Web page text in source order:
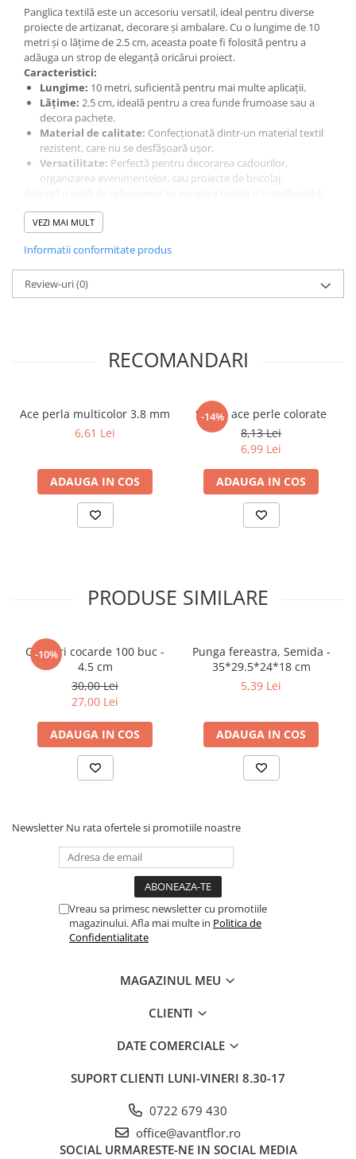
Panglica textilă este un accesoriu versatil, ideal pentru diverse
proiecte de artizanat, decorare și ambalare. Cu o lungime de 10
metri și o lățime de 2.5 cm, aceasta poate fi folosită pentru a
adăuga un strop de eleganță oricărui proiect.
Caracteristici:
Lungime: 10 metri, suficientă pentru mai multe aplicații.
Lățime: 2.5 cm, ideală pentru a crea funde frumoase sau a
decora pachete.
Material de calitate: Confecționată dintr-un material textil
rezistent, care nu se desfășoară ușor.
Versatilitate: Perfectă pentru decorarea cadourilor,
organizarea evenimentelor, sau proiecte de bricolaj.
proiectele într-o adevărată operă de artă!
VEZI MAI MULT
Informatii conformitate produs
Review-uri(0)
RECOMANDARI
Ace perla multicolor 3.8 mm
6,61 Lei
ADAUGA IN COS
-14%
Set 50 ace perle colorate
8,13 Lei
6,99 Lei
ADAUGA IN COS
PRODUSE SIMILARE
-10%
Clipsuri cocarde 100 buc -
4.5 cm
30,00 Lei
27,00 Lei
ADAUGA IN COS
Punga fereastra, Semida -
35*29.5*24*18 cm
5,39 Lei
ADAUGA IN COS
Newsletter Nu rata ofertele si promotiile noastre
Vreau sa primesc newsletter cu promotiile
magazinului. Afla mai multe in Politica de
Confidentialitate
MAGAZINUL MEU
CLIENTI
DATE COMERCIALE
SUPORT CLIENTI LUNI-VINERI 8.30-17
0722 679 430
office@avantflor.ro
SOCIAL URMARESTE-NE IN SOCIAL MEDIA